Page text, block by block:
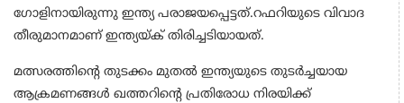
ഗോളിനായിരുന്നു ഇന്ത്യ പരാജയപ്പെട്ടത്.റഫറിയുടെ വിവാദ
തീരുമാനമാണ് ഇന്ത്യയ്ക് തിരിച്ചടിയായത്.
മത്സരത്തിന്റെ തുടക്കം മുതല്‍ ഇന്ത്യയുടെ തുടര്‍ച്ചയായ
ആക്രമണങ്ങള്‍ ഖത്തറിന്റെ പ്രതിരോധ നിരയിക്ക്